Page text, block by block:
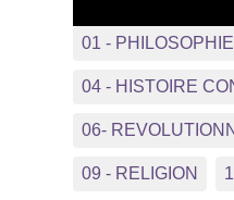
01 -
04 - HISTOIRE
06-
09 - RELIGION